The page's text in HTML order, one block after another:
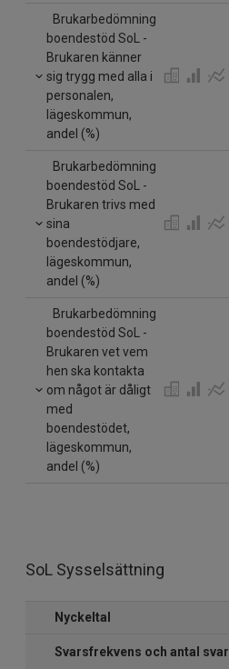
Brukarbedömning
boendestöd SoL -
Brukaren känner
sig trygg med alla i
personalen,
lägeskommun,
andel (%)
Brukarbedömning
boendestöd SoL -
Brukaren trivs med
sina
boendestödjare,
lägeskommun,
andel (%)
Brukarbedömning
boendestöd SoL -
Brukaren vet vem
hen ska kontakta
om något är dåligt
med
boendestödet,
lägeskommun,
andel (%)
SoL Sysselsättning
Nyckeltal
Svarsfrekvens och antal svar